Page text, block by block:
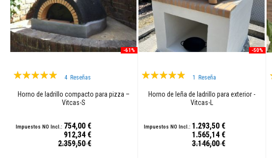
Pinturas
resistentes
temperaturas
-61%
Valoración:
4 Reseñas
Horno de ladrillo compacto para pizza –
Vitcas-S
912,34 €
754,00 €
2.359,50 €
-50%
Valoración:
1 Reseña
Horno de leña de ladrillo para exterior -
Vitcas-L
1.565,14 €
1.293,50 €
3.146,00 €